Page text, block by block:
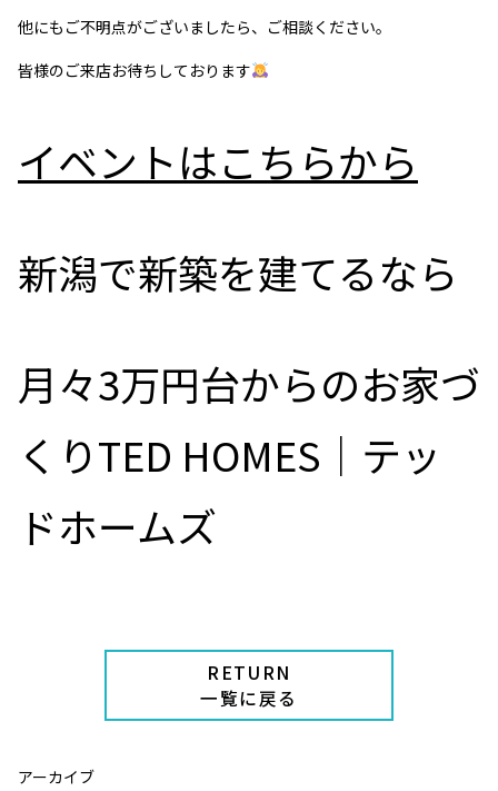
アーカイブ
他にもご不明点がございましたら、ご相談ください。
皆様のご来店お待ちしております
イベントはこちらから
新潟で新築を建てるなら
月々3万円台からのお家づ
くりTED HOMES｜テッ
ドホームズ
RETURN
一覧に戻る